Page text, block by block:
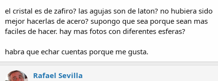
el cristal es de zafiro? las agujas son de laton? no hubiera sido
mejor hacerlas de acero? supongo que sea porque sean mas
faciles de hacer. hay mas fotos con diferentes esferas?
habra que echar cuentas porque me gusta.
Rafael Sevilla